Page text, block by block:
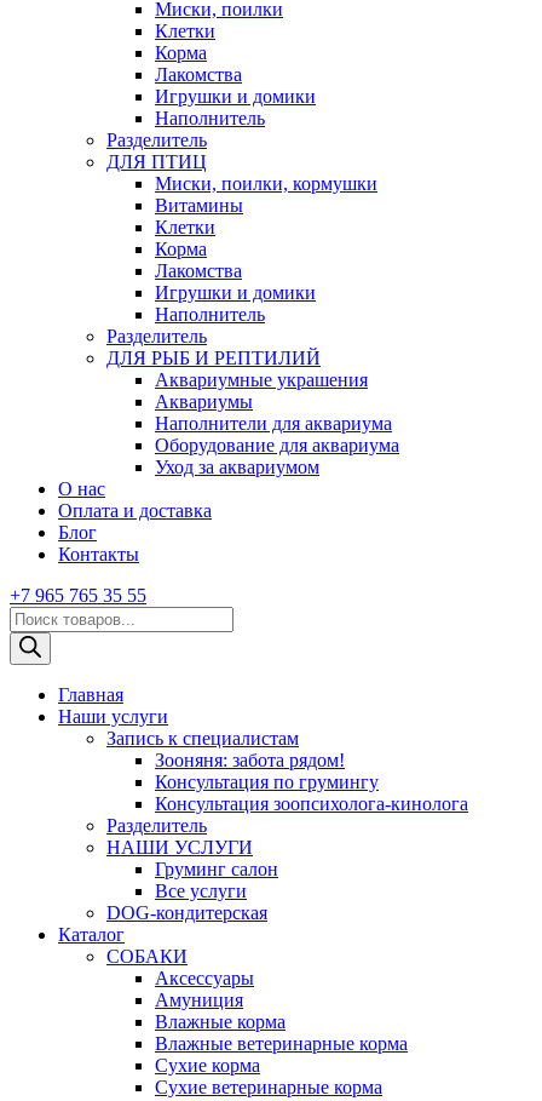
Миски, поилки
Клетки
Корма
Лакомства
Игрушки и домики
Наполнитель
Разделитель
ДЛЯ ПТИЦ
Миски, поилки, кормушки
Витамины
Клетки
Корма
Лакомства
Игрушки и домики
Наполнитель
Разделитель
ДЛЯ РЫБ И РЕПТИЛИЙ
Аквариумные украшения
Аквариумы
Наполнители для аквариума
Оборудование для аквариума
Уход за аквариумом
О нас
Оплата и доставка
Блог
Контакты
+7 965 765 35 55
Поиск
товаров
Главная
Наши услуги
Запись к специалистам
Зооняня: забота рядом!
Консультация по грумингу
Консультация зоопсихолога-кинолога
Pазделитель
НАШИ УСЛУГИ
Груминг салон
Все услуги
DOG-кондитерская
Каталог
СОБАКИ
Аксессуары
Амуниция
Влажные корма
Влажные ветеринарные корма
Сухие корма
Сухие ветеринарные корма